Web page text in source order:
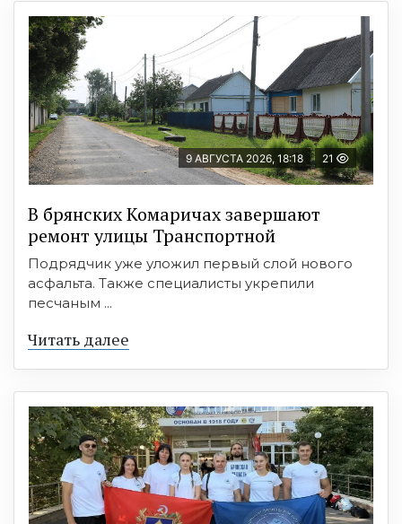
9 АВГУСТА 2026, 18:18 21
В брянских Комаричах завершают
ремонт улицы Транспортной
Подрядчик уже уложил первый слой нового
асфальта. Также специалисты укрепили
песчаным ...
Читать далее